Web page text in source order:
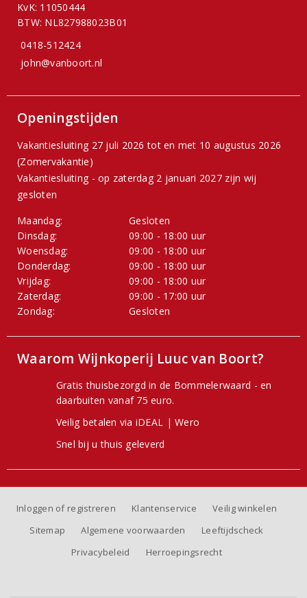
KvK: 11050444
BTW: NL827988023B01
0418-512424
john@vanboort.nl
Openingstijden
Vakantiesluiting 27 juli 2026 tot en met 10 augustus 2026
(Zomervakantie)
Vakantiesluiting - op zaterdag 2 januari 2027 zijn wij
gesloten
Maandag:
Gesloten
Dinsdag:
09:00 - 18:00 uur
Woensdag:
09:00 - 18:00 uur
Donderdag:
09:00 - 18:00 uur
Vrijdag:
09:00 - 18:00 uur
Zaterdag:
09:00 - 17:00 uur
Zondag:
Gesloten
Waarom Wijnkoperij Luuc van Boort?
Gratis thuisbezorgd in de Bommelerwaard - en
daarbuiten vanaf 75 euro.
Veilig betalen via iDEAL | Wero
Snel bij u thuis geleverd
Inloggen of registreren Klantenservice
Veilig winkelen
Sitemap
Algemene voorwaarden
Leeftijdscheck
Privacybeleid
Herroepingsrecht